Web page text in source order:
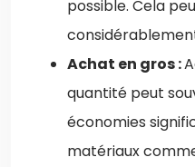
possible. Cela
Achat en gros :
quantité peut
économies
matériaux